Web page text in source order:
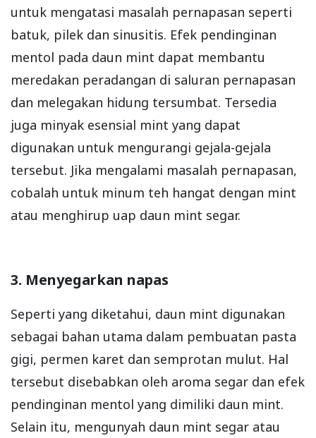
untuk mengatasi masalah pernapasan seperti
batuk, pilek dan sinusitis. Efek pendinginan
mentol pada daun mint dapat membantu
meredakan peradangan di saluran pernapasan
dan melegakan hidung tersumbat. Tersedia
juga minyak esensial mint yang dapat
digunakan untuk mengurangi gejala-gejala
tersebut. Jika mengalami masalah pernapasan,
cobalah untuk minum teh hangat dengan mint
atau menghirup uap daun mint segar.
3. Menyegarkan napas
Seperti yang diketahui, daun mint digunakan
sebagai bahan utama dalam pembuatan pasta
gigi, permen karet dan semprotan mulut. Hal
tersebut disebabkan oleh aroma segar dan efek
pendinginan mentol yang dimiliki daun mint.
Selain itu, mengunyah daun mint segar atau